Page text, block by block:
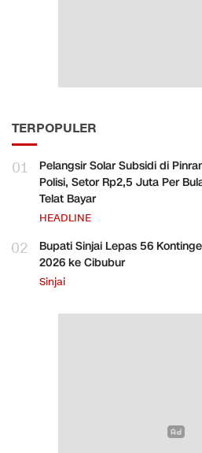
TERPOPULER
01
Pelangsir Solar Subsidi di
Polisi, Setor Rp2,5 Juta Per
Telat Bayar
HEADLINE
02
Bupati Sinjai Lepas 56
2026 ke Cibubur
Sinjai